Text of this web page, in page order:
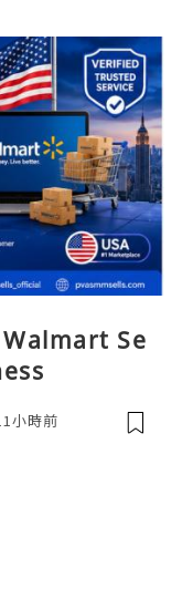
Se
小時前